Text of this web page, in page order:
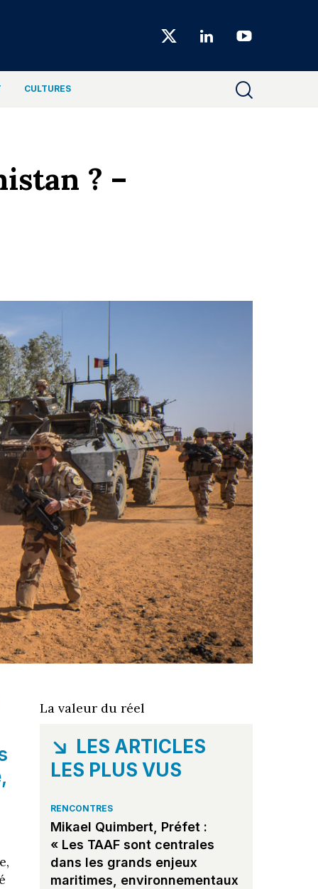
Choiseul
CULTURES
? –
La valeur du réel
LES ARTICLES
LES PLUS VUS
RENCONTRES
Mikael Quimbert, Préfet :
« Les TAAF sont centrales
dans les grands enjeux
maritimes, environnementaux